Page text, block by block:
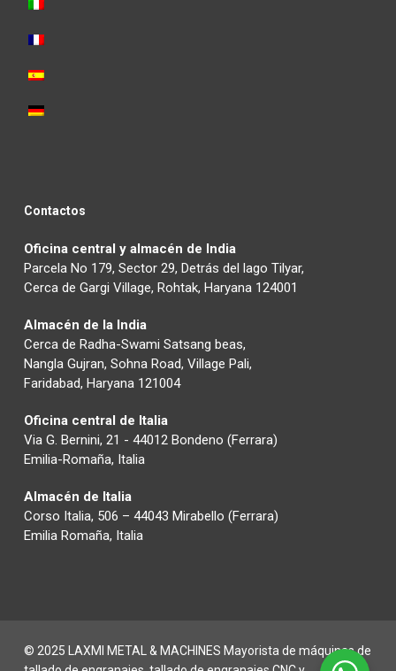
Contactos
Oficina central y almacén de India
Parcela No 179, Sector 29, Detrás del lago Tilyar,
Cerca de Gargi Village, Rohtak, Haryana 124001
Almacén de la India
Cerca de Radha-Swami Satsang beas,
Nangla Gujran, Sohna Road, Village Pali,
Faridabad, Haryana 121004
Oficina central de Italia
Via G. Bernini, 21 - 44012 Bondeno (Ferrara)
Emilia-Romaña, Italia
Almacén de Italia
Corso Italia, 506 – 44043 Mirabello (Ferrara)
Emilia Romaña, Italia
© 2025 LAXMI METAL & MACHINES Mayorista de máquinas de